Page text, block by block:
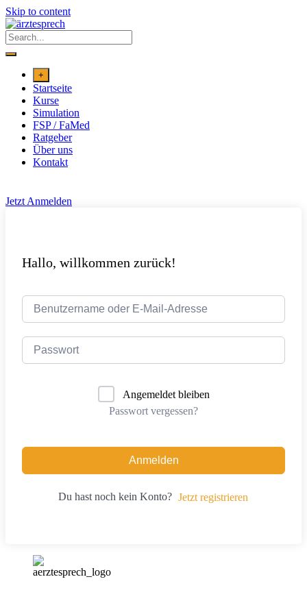
Skip to content
+
Startseite
Kurse
Simulation
FSP / FaMed
Ratgeber
Über uns
Kontakt
Jetzt Anmelden
Hallo, willkommen zurück!
Angemeldet bleiben
Passwort vergessen?
Anmelden
Du hast noch kein Konto? Jetzt registrieren